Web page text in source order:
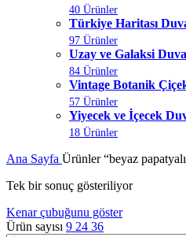
40 Ürünler
Türkiye Haritası
97 Ürünler
Uzay ve Galaksi
84 Ürünler
Vintage Botanik
57 Ürünler
Yiyecek ve İçecek
18 Ürünler
Ana Sayfa Ürünler “beyaz
Tek bir sonuç gösteriliyor
Kenar çubuğunu göster
Ürün sayısı 9 24 36